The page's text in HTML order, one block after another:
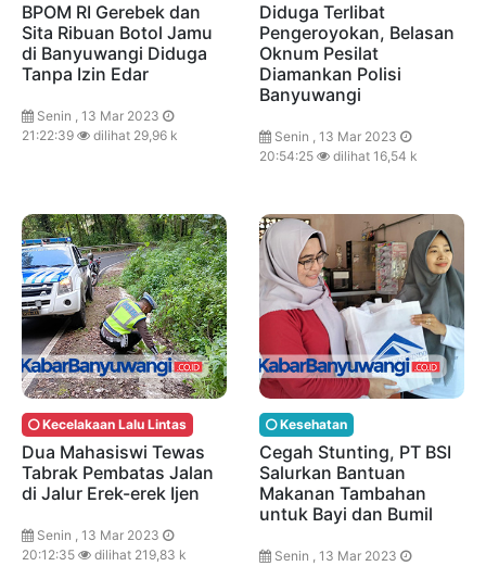
BPOM RI Gerebek dan
Sita Ribuan Botol Jamu
di Banyuwangi Diduga
Tanpa Izin Edar
Senin , 13 Mar 2023
21:22:39
dilihat 29,96 k
Diduga Terlibat
Pengeroyokan, Belasan
Oknum Pesilat
Diamankan Polisi
Banyuwangi
Senin , 13 Mar 2023
20:54:25
dilihat 16,54 k
Kecelakaan Lalu Lintas
Dua Mahasiswi Tewas
Tabrak Pembatas Jalan
di Jalur Erek-erek Ijen
Senin , 13 Mar 2023
20:12:35
dilihat 219,83 k
Kesehatan
Cegah Stunting, PT BSI
Salurkan Bantuan
Makanan Tambahan
untuk Bayi dan Bumil
Senin , 13 Mar 2023